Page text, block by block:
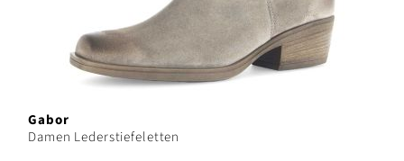
Gabor
Damen Lederstiefeletten